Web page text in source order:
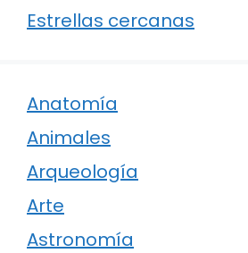
Estrellas cercanas
Anatomía
Animales
Arqueología
Arte
Astronomía